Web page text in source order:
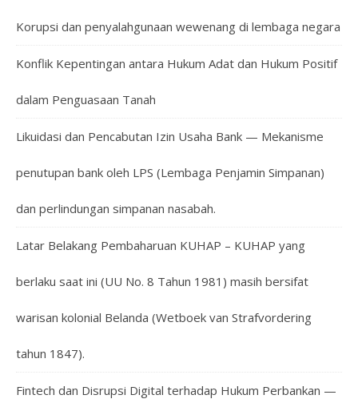
Korupsi dan penyalahgunaan wewenang di lembaga negara
Konflik Kepentingan antara Hukum Adat dan Hukum Positif
dalam Penguasaan Tanah
Likuidasi dan Pencabutan Izin Usaha Bank — Mekanisme
penutupan bank oleh LPS (Lembaga Penjamin Simpanan)
dan perlindungan simpanan nasabah.
Latar Belakang Pembaharuan KUHAP – KUHAP yang
berlaku saat ini (UU No. 8 Tahun 1981) masih bersifat
warisan kolonial Belanda (Wetboek van Strafvordering
tahun 1847).
Fintech dan Disrupsi Digital terhadap Hukum Perbankan —